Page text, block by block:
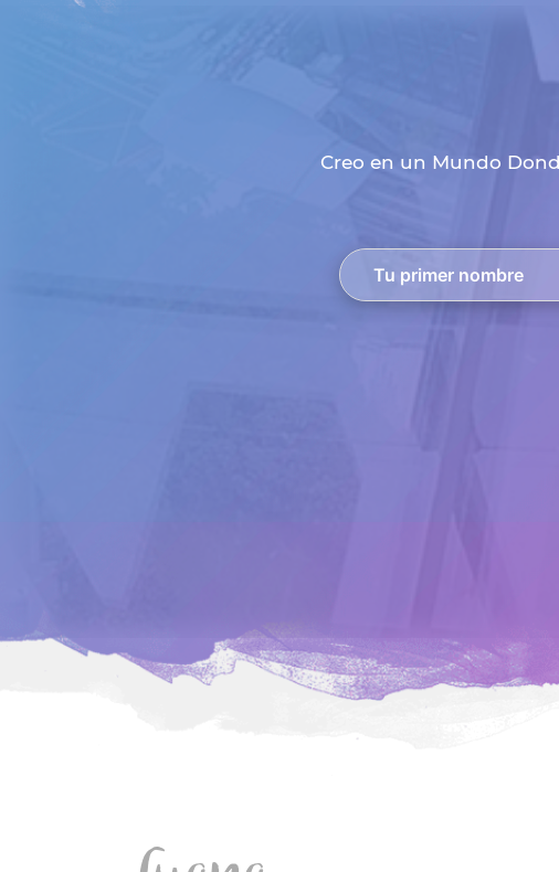
Creo en un Mundo